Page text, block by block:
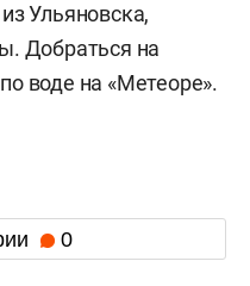
Ульяновска,
Добраться на
воде на «Метеоре».
0